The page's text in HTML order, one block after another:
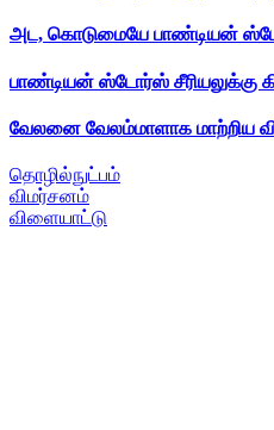
அட, கொடுமையே பாண்டியன்
பாண்டியன் ஸ்டோர்ஸ் சீரியலுக்கு
வேலனை வேலம்மாளாக மாற்றிய
தொழில்நுட்பம்
விமர்சனம்
விளையாட்டு